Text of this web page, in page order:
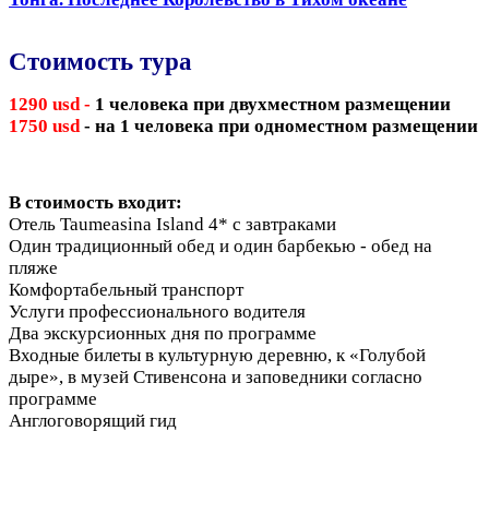
Стоимость тура
1290 usd - 1 человека при двухместном размещении
1750 usd- на 1 человека при одноместном размещении
В стоимость входит:
Отель Taumeasina Island 4* с завтраками
Один традиционный обед и один барбекью - обед на
пляже
Комфортабельный транспорт
Услуги профессионального водителя
Два экскурсионных дня по программе
Входные билеты в культурную деревню, к «Голубой
дыре», в музей Стивенсона и заповедники согласно
программе
Англоговорящий гид